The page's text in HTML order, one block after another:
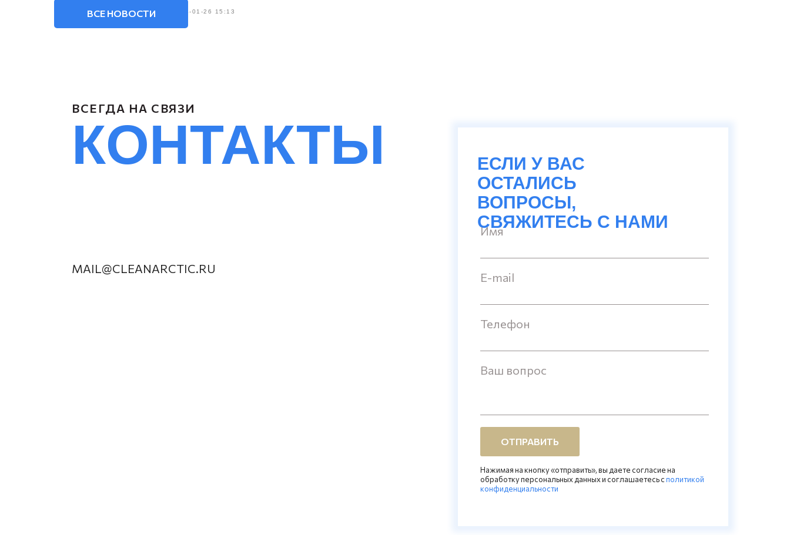
2024-01-26 15:13
ВСЕ НОВОСТИ
КОНТАКТЫ
ВСЕГДА НА СВЯЗИ
ЕСЛИ У ВАС
ОСТАЛИСЬ
ВОПРОСЫ,
СВЯЖИТЕСЬ С НАМИ
Имя
E-mail
Телефон
Ваш вопрос
ОТПРАВИТЬ
Нажимая на кнопку «отправить», вы даете согласие на
обработку персональных данных и соглашаетесь cполитикой
конфиденциальности
MAIL@CLEANARCTIC.RU